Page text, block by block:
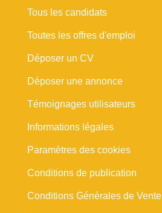
Tous les candidats
Toutes les offres d'emploi
Déposer un CV
Déposer une annonce
Témoignages utilisateurs
Informations légales
Paramètres des cookies
Conditions de publication
Conditions Générales de Vente